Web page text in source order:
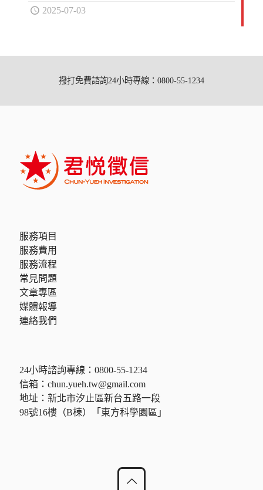
2025-07-03
撥打免費諮詢24小時專線：0800-55-1234
服務項目
服務費用
服務流程
常見問題
文章專區
媒體報導
連絡我們
24小時諮詢專線： 0800-55-1234
信箱： chun.yueh.tw@gmail.com
地址：新北市汐止區新台五路一段
98號16樓（B棟）「東方科學園區」